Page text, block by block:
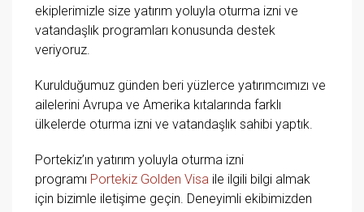
ekiplerimizle size yatırım yoluyla oturma izni ve
vatandaşlık programları konusunda destek
veriyoruz.
Kurulduğumuz günden beri yüzlerce yatırımcımızı ve
ailelerini Avrupa ve Amerika kıtalarında farklı
ülkelerde oturma izni ve vatandaşlık sahibi yaptık.
Portekiz’ın yatırım yoluyla oturma izni
programı Portekiz Golden Visa ile ilgili bilgi almak
için bizimle iletişime geçin. Deneyimli ekibimizden